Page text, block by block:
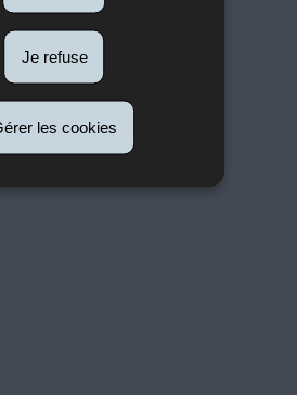
Je refuse
les cookies